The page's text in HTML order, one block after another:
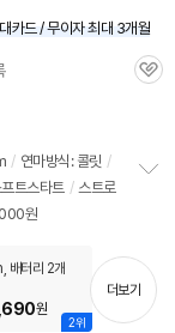
카드 / 무이자 최대 3개월
관
/ 연마방식: 콜릿 /
트스타트 / 스트로
원
기
2위
배터리 2개
원
더보기